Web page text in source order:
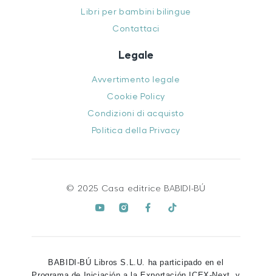
Libri per bambini bilingue
Contattaci
Legale
Avvertimento legale
Cookie Policy
Condizioni di acquisto
Politica della Privacy
© 2025 Casa editrice BABIDI-BÚ
BABIDI-BÚ Libros S.L.U. ha participado en el